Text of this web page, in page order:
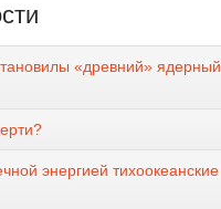
«древний» ядерный
энергией тихоокеанские